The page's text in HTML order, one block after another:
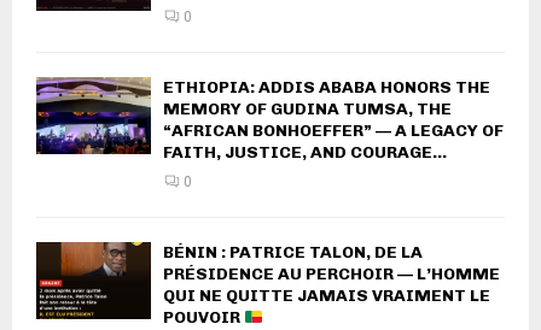
0
ETHIOPIA: ADDIS ABABA HONORS THE
MEMORY OF GUDINA TUMSA, THE
“AFRICAN BONHOEFFER” — A LEGACY OF
FAITH, JUSTICE, AND COURAGE...
0
BÉNIN : PATRICE TALON, DE LA
PRÉSIDENCE AU PERCHOIR — L’HOMME
QUI NE QUITTE JAMAIS VRAIMENT LE
POUVOIR